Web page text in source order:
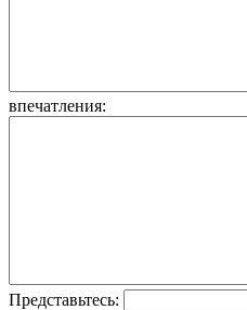
впечатления:
Представьтесь: